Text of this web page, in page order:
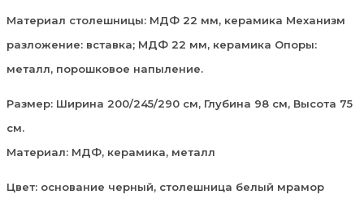
Материал столешницы: МДФ 22 мм, керамика Механизм
разложение: вставка; МДФ 22 мм, керамика Опоры:
металл, порошковое напыление.
Размер: Ширина 200/245/290 см, Глубина 98 см, Высота 75
см.
Материал: МДФ, керамика, металл
Цвет: основание черный, столешница белый мрамор